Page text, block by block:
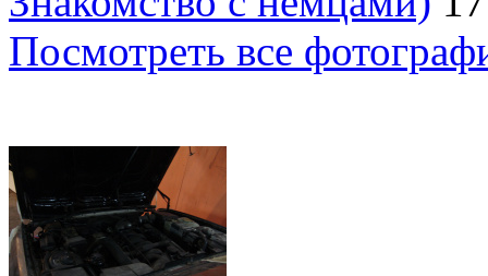
Посмотреть все